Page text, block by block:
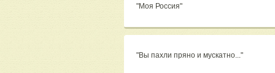
"Моя Россия"
"Вы пахли пряно и мускатно..."